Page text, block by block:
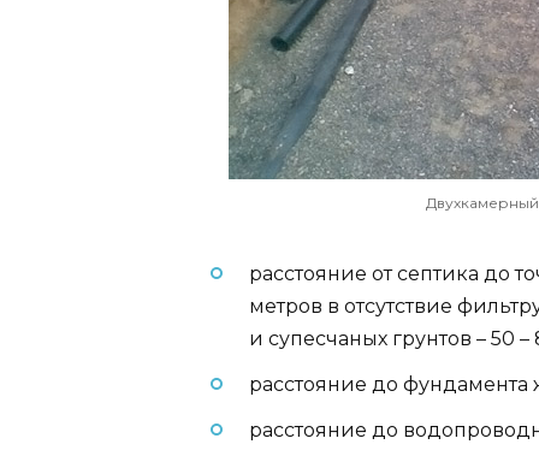
расстояние от септика до
метров в отсутствие
и супесчаных грунтов – 50 –
расстояние до фундамента
расстояние до